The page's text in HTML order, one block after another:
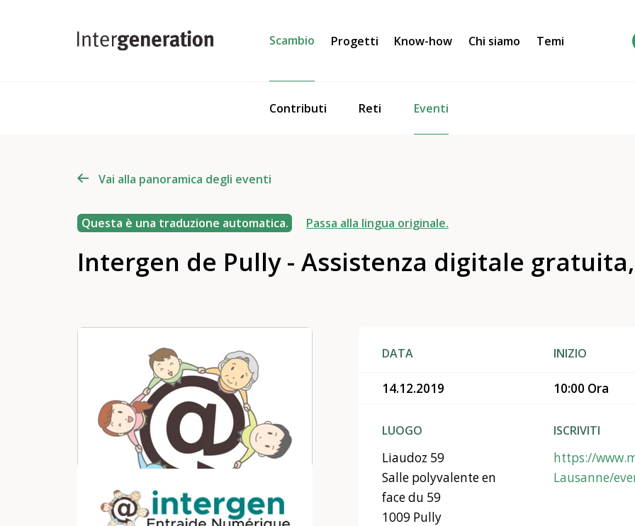
Scambio
Contributi Reti Eventi
Progetti Know-how Chi siamo Temi
Vai alla panoramica degli eventi
Questa è una traduzione automatica. Passa alla lingua originale.
Intergen de Pully - Assistenza digitale
DATA INIZIO
14.12.2019 10:00 Ora
LUOGO
Liaudoz 59
Salle polyvalente en
face du 59
1009 Pully
ISCRIVITI
https://
Lausanne/